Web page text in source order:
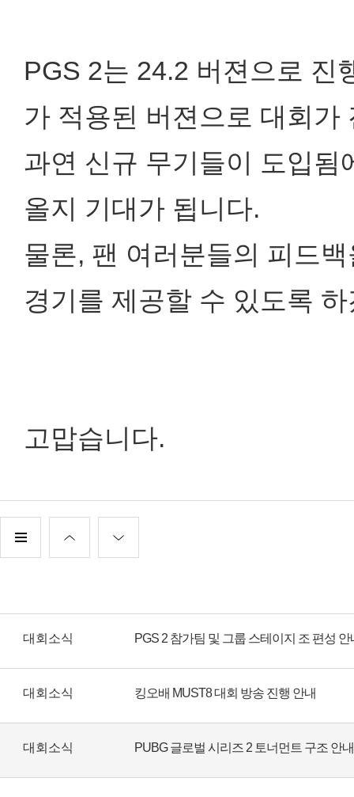
PGS 2는 24.2 버젼으로 진
가 적용된 버젼으로 대회가
과연 신규 무기들이 도입됨
올지 기대가 됩니다.
물론, 팬 여러분들의 피드
경기를 제공할 수 있도록
고맙습니다.
대회소식 PGS 2 참가팀 및 그룹 스테이지 조 편성 안
대회소식 킹오배 MUST8 대회 방송 진행 안내
대회소식 PUBG 글로벌 시리즈 2 토너먼트 구조 안내